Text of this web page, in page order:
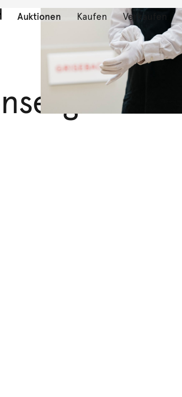
Auktionen Kaufen Verkaufen